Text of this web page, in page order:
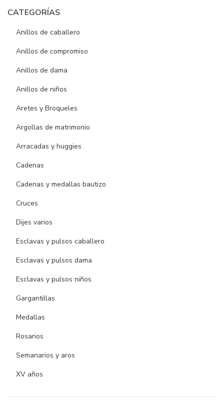
CATEGORÍAS
Anillos de caballero
Anillos de compromiso
Anillos de dama
Anillos de niños
Aretes y Broqueles
Argollas de matrimonio
Arracadas y huggies
Cadenas
Cadenas y medallas bautizo
Cruces
Dijes varios
Esclavas y pulsos caballero
Esclavas y pulsos dama
Esclavas y pulsos niños
Gargantillas
Medallas
Rosarios
Semanarios y aros
XV años